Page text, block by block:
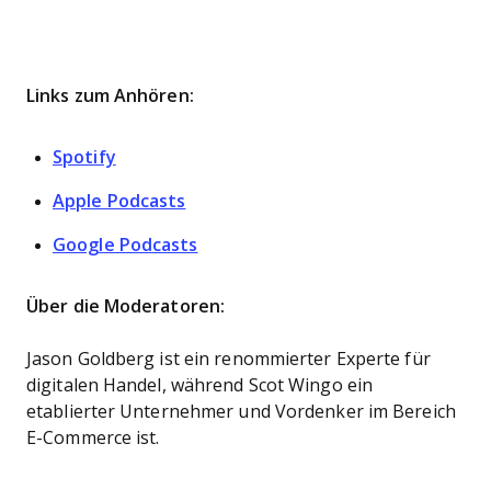
Links zum Anhören:
Spotify
Apple Podcasts
Google Podcasts
Über die Moderatoren:
Jason Goldberg ist ein renommierter Experte für
digitalen Handel, während Scot Wingo ein
etablierter Unternehmer und Vordenker im Bereich
E-Commerce ist.